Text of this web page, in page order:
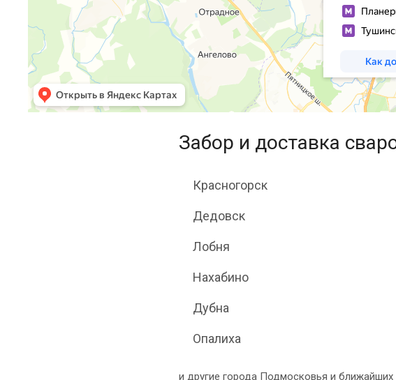
Забор и доставка
Красногорск
Дедовск
Лобня
Нахабино
Дубна
Опалиха
и другие города Подмосковья и